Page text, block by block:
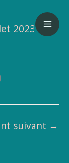
2023
suivant →